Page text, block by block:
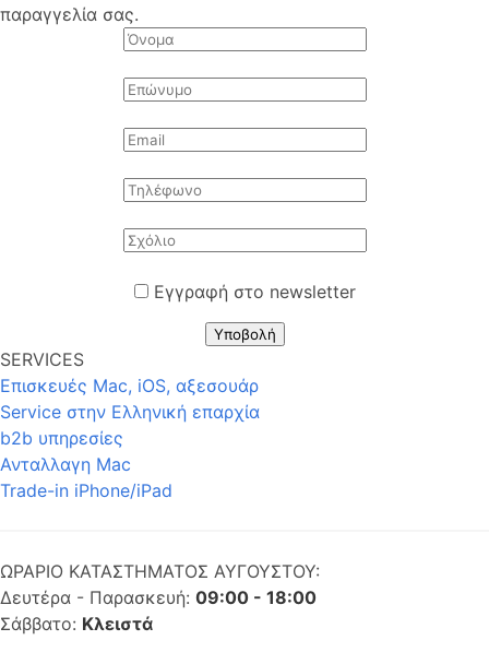
παραγγελία σας.
Εγγραφή στο newsletter
Υποβολή
SERVICES
Επισκευές Mac, iOS, αξεσουάρ
Service στην Eλληνική επαρχία
b2b υπηρεσίες
Ανταλλαγη Mac
Trade-in iPhone/iPad
ΩΡΑΡΙΟ ΚΑΤΑΣΤΗΜΑΤΟΣ ΑΥΓΟΥΣΤΟΥ:
Δευτέρα - Παρασκευή: 09:00 - 18:00
Σάββατο: Κλειστά